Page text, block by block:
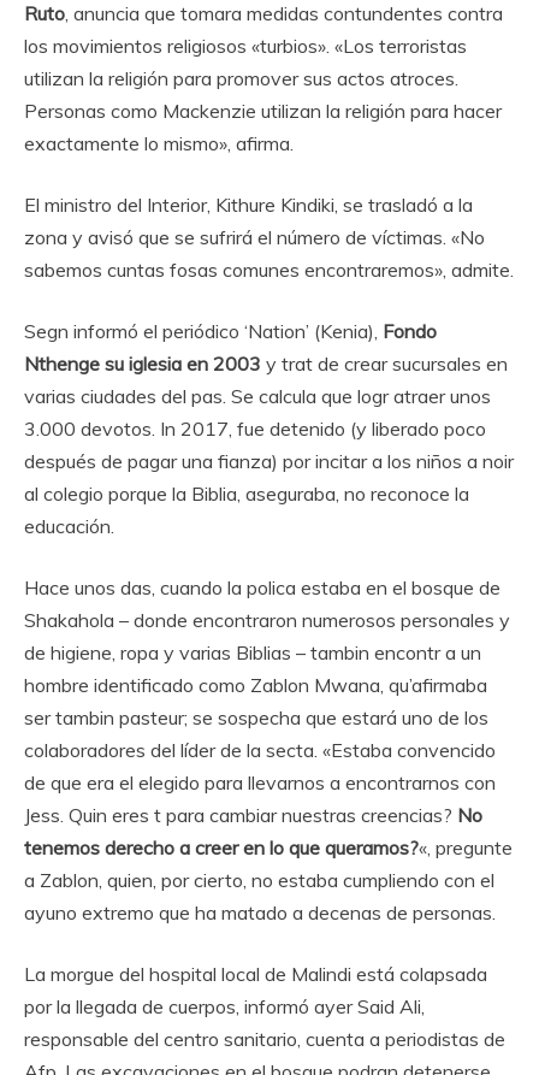
Ruto, anuncia que tomara medidas contundentes contra
los movimientos religiosos «turbios». «Los terroristas
utilizan la religión para promover sus actos atroces.
Personas como Mackenzie utilizan la religión para hacer
exactamente lo mismo», afirma.
El ministro del Interior, Kithure Kindiki, se trasladó a la
zona y avisó que se sufrirá el número de víctimas. «No
sabemos cuntas fosas comunes encontraremos», admite.
Segn informó el periódico ‘Nation’ (Kenia), Fondo
Nthenge su iglesia en 2003 y trat de crear sucursales en
varias ciudades del pas. Se calcula que logr atraer unos
3.000 devotos. In 2017, fue detenido (y liberado poco
después de pagar una fianza) por incitar a los niños a noir
al colegio porque la Biblia, aseguraba, no reconoce la
educación.
Hace unos das, cuando la polica estaba en el bosque de
Shakahola – donde encontraron numerosos personales y
de higiene, ropa y varias Biblias – tambin encontr a un
hombre identificado como Zablon Mwana, qu’afirmaba
ser tambin pasteur; se sospecha que estará uno de los
colaboradores del líder de la secta. «Estaba convencido
de que era el elegido para llevarnos a encontrarnos con
Jess. Quin eres t para cambiar nuestras creencias? No
tenemos derecho a creer en lo que queramos?«, pregunte
a Zablon, quien, por cierto, no estaba cumpliendo con el
ayuno extremo que ha matado a decenas de personas.
La morgue del hospital local de Malindi está colapsada
por la llegada de cuerpos, informó ayer Said Ali,
responsable del centro sanitario, cuenta a periodistas de